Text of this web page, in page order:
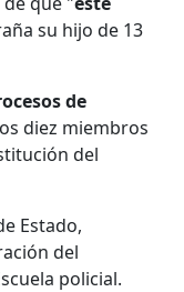
su hijo de 13
de
diez miembros
del
Estado,
del
policial.